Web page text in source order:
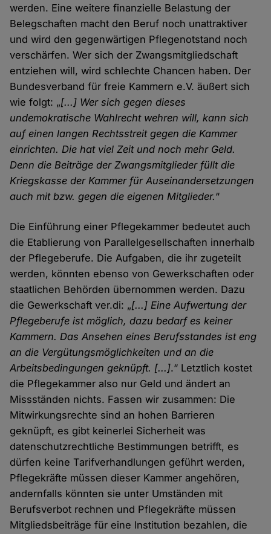
werden. Eine weitere finanzielle Belastung der
Belegschaften macht den Beruf noch unattraktiver
und wird den gegenwärtigen Pflegenotstand noch
verschärfen. Wer sich der Zwangsmitgliedschaft
entziehen will, wird schlechte Chancen haben. Der
Bundesverband für freie Kammern e.V. äußert sich
wie folgt: „[...] Wer sich gegen dieses
undemokratische Wahlrecht wehren will, kann sich
auf einen langen Rechtsstreit gegen die Kammer
einrichten. Die hat viel Zeit und noch mehr Geld.
Denn die Beiträge der Zwangsmitglieder füllt die
Kriegskasse der Kammer für Auseinandersetzungen
auch mit bzw. gegen die eigenen Mitglieder.“
Die Einführung einer Pflegekammer bedeutet auch
die Etablierung von Parallelgesellschaften innerhalb
der Pflegeberufe. Die Aufgaben, die ihr zugeteilt
werden, könnten ebenso von Gewerkschaften oder
staatlichen Behörden übernommen werden. Dazu
die Gewerkschaft ver.di: „[...] Eine Aufwertung der
Pflegeberufe ist möglich, dazu bedarf es keiner
Kammern. Das Ansehen eines Berufsstandes ist eng
an die Vergütungsmöglichkeiten und an die
Arbeitsbedingungen geknüpft. [...].“ Letztlich kostet
die Pflegekammer also nur Geld und ändert an
Missständen nichts. Fassen wir zusammen: Die
Mitwirkungsrechte sind an hohen Barrieren
geknüpft, es gibt keinerlei Sicherheit was
datenschutzrechtliche Bestimmungen betrifft, es
dürfen keine Tarifverhandlungen geführt werden,
Pflegekräfte müssen dieser Kammer angehören,
andernfalls könnten sie unter Umständen mit
Berufsverbot rechnen und Pflegekräfte müssen
Mitgliedsbeiträge für eine Institution bezahlen, die